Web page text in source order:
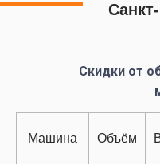
Скидки от
Машина Объём